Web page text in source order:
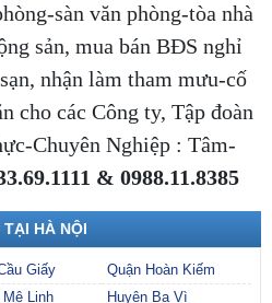
sàn văn phòng-tòa nhà
sản, mua bán BĐS nghỉ
nhận làm tham mưu-cố
cho các Công ty, Tập đoàn
Chuyên Nghiệp : Tâm-
& 0988.11.8385
TẠI HÀ NỘI
Giấy
Quận Hoàn Kiếm
Mê Linh
Huyện Ba Vì